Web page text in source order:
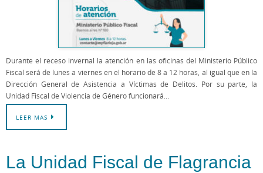
Durante el receso invernal la atención en las oficinas del Ministerio Público
Fiscal será de lunes a viernes en el horario de 8 a 12 horas, al igual que en la
Dirección General de Asistencia a Víctimas de Delitos. Por su parte, la
Unidad Fiscal de Violencia de Género funcionará…
LEER MAS
La Unidad Fiscal de Flagrancia